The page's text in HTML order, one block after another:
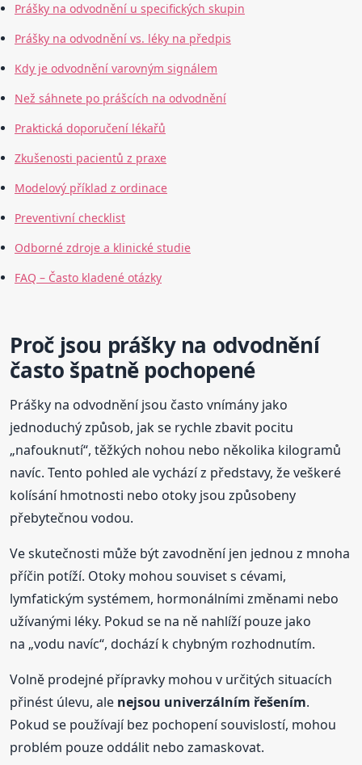
Prášky na odvodnění u specifických skupin
Prášky na odvodnění vs. léky na předpis
Kdy je odvodnění varovným signálem
Než sáhnete po prášcích na odvodnění
Praktická doporučení lékařů
Zkušenosti pacientů z praxe
Modelový příklad z ordinace
Preventivní checklist
Odborné zdroje a klinické studie
FAQ – Často kladené otázky
Proč jsou prášky na odvodnění
často špatně pochopené
Prášky na odvodnění jsou často vnímány jako
jednoduchý způsob, jak se rychle zbavit pocitu
„nafouknutí“, těžkých nohou nebo několika kilogramů
navíc. Tento pohled ale vychází z představy, že veškeré
kolísání hmotnosti nebo otoky jsou způsobeny
přebytečnou vodou.
Ve skutečnosti může být zavodnění jen jednou z mnoha
příčin potíží. Otoky mohou souviset s cévami,
lymfatickým systémem, hormonálními změnami nebo
užívanými léky. Pokud se na ně nahlíží pouze jako
na „vodu navíc“, dochází k chybným rozhodnutím.
Volně prodejné přípravky mohou v určitých situacích
přinést úlevu, ale nejsou univerzálním řešením.
Pokud se používají bez pochopení souvislostí, mohou
problém pouze oddálit nebo zamaskovat.